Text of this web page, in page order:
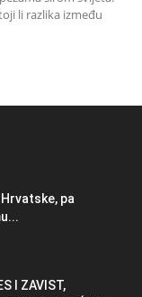
li razlika između
pa
I ZAVIST,